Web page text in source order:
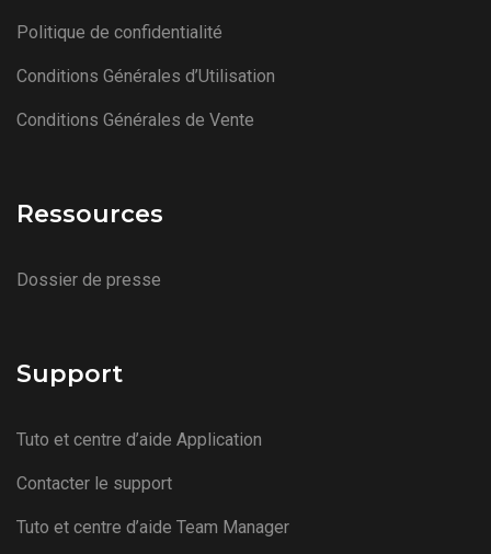
Politique de confidentialité
Conditions Générales d’Utilisation
Conditions Générales de Vente
Ressources
Dossier de presse
Support
Tuto et centre d’aide Application
Contacter le support
Tuto et centre d’aide Team Manager